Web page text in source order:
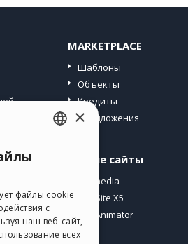
MARKETPLACE
Шаблоны
Объекты
Кредиты
Предложения
Другие сайты
Incomedia
WebSite X5
WebAnimator
GERMAN
SPANISH
PORTUGUESE
×
файлы cookie
с
наш веб-сайт,
всех